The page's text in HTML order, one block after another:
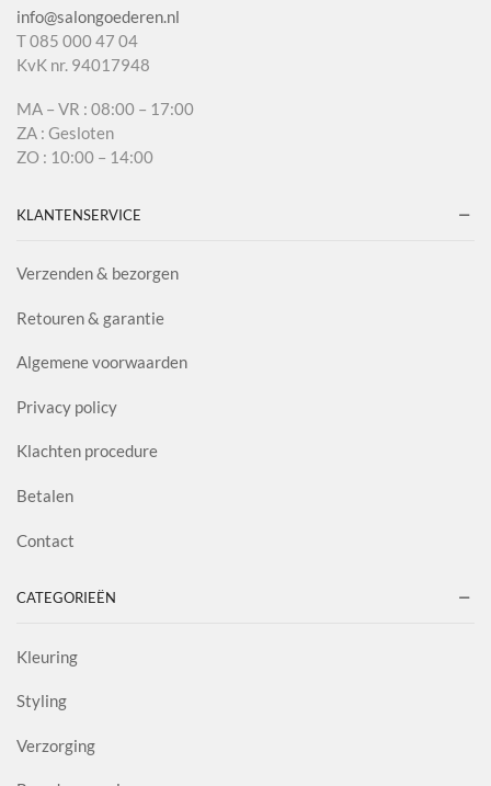
info@salongoederen.nl
T 085 000 47 04
KvK nr. 94017948
MA – VR : 08:00 – 17:00
ZA : Gesloten
ZO : 10:00 – 14:00
KLANTENSERVICE
Verzenden & bezorgen
Retouren & garantie
Algemene voorwaarden
Privacy policy
Klachten procedure
Betalen
Contact
CATEGORIEËN
Kleuring
Styling
Verzorging